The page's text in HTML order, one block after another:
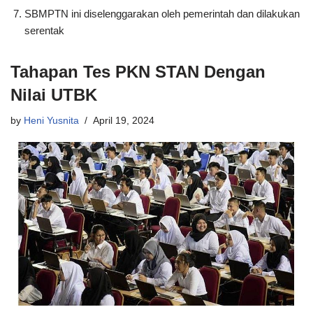
SBMPTN ini diselenggarakan oleh pemerintah dan dilakukan
serentak
Tahapan Tes PKN STAN Dengan
Nilai UTBK
by Heni Yusnita April 19, 2024